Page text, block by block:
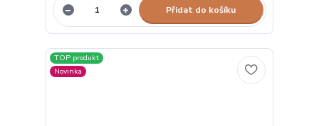
Přidat do košíku
TOP produkt
Novinka